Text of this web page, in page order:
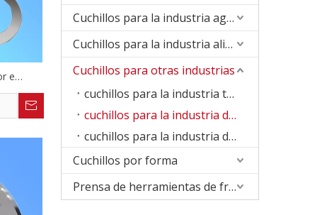
e
Cuchillos para la industria agrícola de madera
Cuchillos para la industria alimentaria
Cuchillos para otras industrias
cuchillos para la industria tabacalera
cuchillos para la industria de baterías de litio
cuchillos para la industria de las mascarillas
Cuchillos por forma
Prensa de herramientas de freno